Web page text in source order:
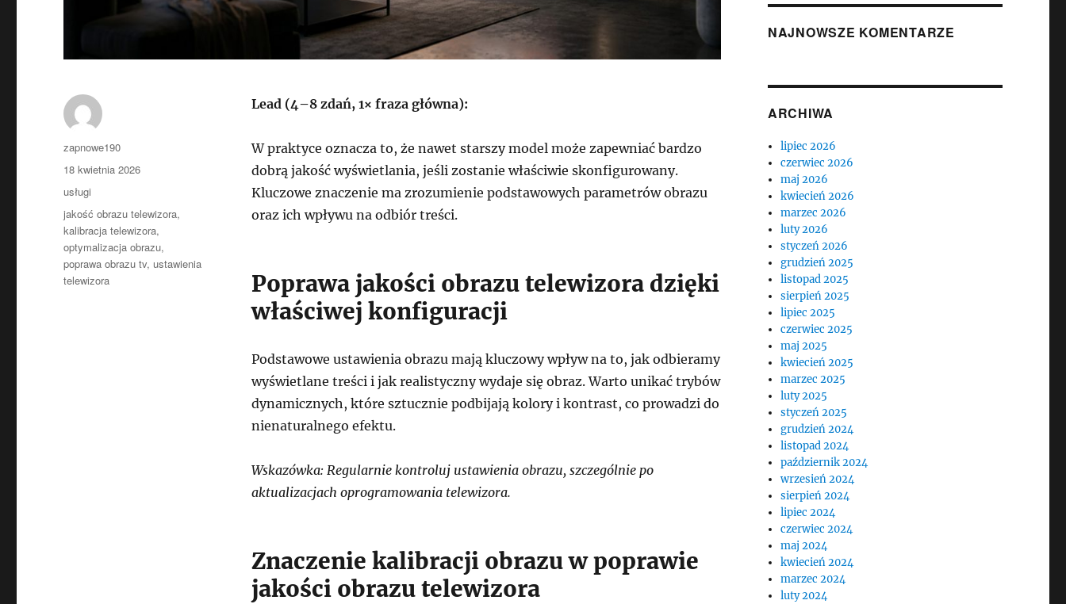
Lead (4–8 zdań, 1× fraza główna):
W praktyce oznacza to, że nawet starszy model może zapewniać bardzo
dobrą jakość wyświetlania, jeśli zostanie właściwie skonfigurowany.
Kluczowe znaczenie ma zrozumienie podstawowych parametrów obrazu
oraz ich wpływu na odbiór treści.
Poprawa jakości obrazu telewizora dzięki
właściwej konfiguracji
Podstawowe ustawienia obrazu mają kluczowy wpływ na to, jak odbieramy
wyświetlane treści i jak realistyczny wydaje się obraz. Warto unikać trybów
dynamicznych, które sztucznie podbijają kolory i kontrast, co prowadzi do
nienaturalnego efektu.
Wskazówka: Regularnie kontroluj ustawienia obrazu, szczególnie po
aktualizacjach oprogramowania telewizora.
Znaczenie kalibracji obrazu w poprawie
jakości obrazu telewizora
Autor
zapnowe190
Data
publikacji
18 kwietnia 2026
Kategorie
usługi
Tagi
jakość obrazu telewizora,
kalibracja telewizora,
optymalizacja obrazu,
poprawa obrazu tv, ustawienia
telewizora
NAJNOWSZE KOMENTARZE
ARCHIWA
lipiec 2026
czerwiec 2026
maj 2026
kwiecień 2026
marzec 2026
luty 2026
styczeń 2026
grudzień 2025
listopad 2025
sierpień 2025
lipiec 2025
czerwiec 2025
maj 2025
kwiecień 2025
marzec 2025
luty 2025
styczeń 2025
grudzień 2024
listopad 2024
październik 2024
wrzesień 2024
sierpień 2024
lipiec 2024
czerwiec 2024
maj 2024
kwiecień 2024
marzec 2024
luty 2024